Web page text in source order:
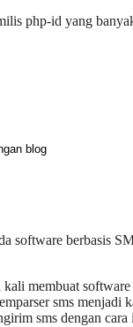
php-id yang
blog
software berbasis
membuat
sms
sms dengan cara